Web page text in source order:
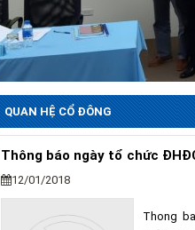
QUAN HỆ CỔ ĐÔNG
Thông báo ngày tổ chức
12/01/2018
Thong